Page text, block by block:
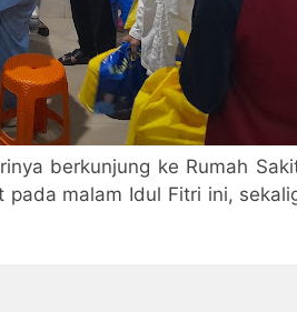
berkunjung ke Rumah
malam Idul Fitri ini,